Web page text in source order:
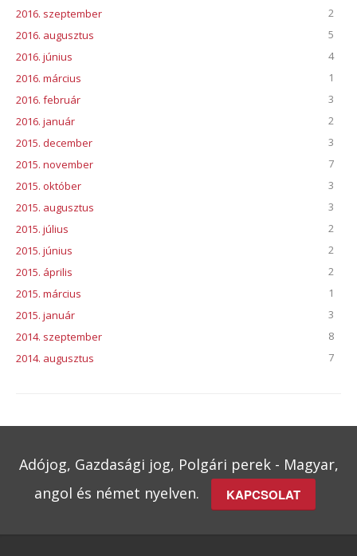
2016. szeptember
2
2016. augusztus
5
2016. június
4
2016. március
1
2016. február
3
2016. január
2
2015. december
3
2015. november
7
2015. október
3
2015. augusztus
3
2015. július
2
2015. június
2
2015. április
2
2015. március
1
2015. január
3
2014. szeptember
8
2014. augusztus
7
Adójog, Gazdasági jog, Polgári perek - Magyar,
angol és német nyelven.
KAPCSOLAT